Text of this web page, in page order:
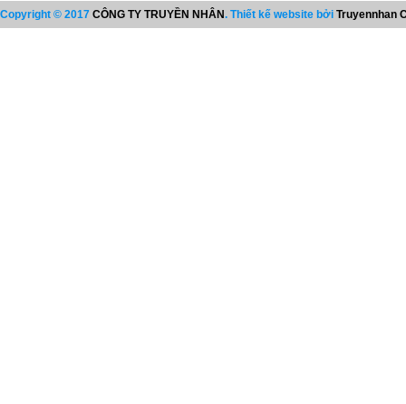
Copyright © 2017 CÔNG TY TRUYỀN NHÂN. Thiết kế website bởi Truyennhan